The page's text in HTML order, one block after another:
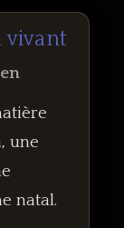
vivant
une
natal.